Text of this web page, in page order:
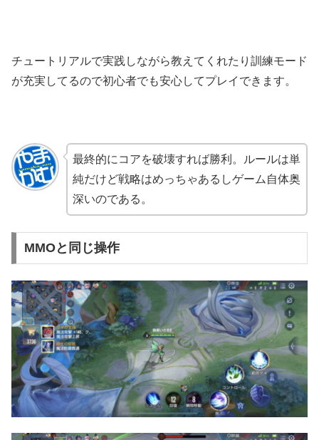
チュートリアルで実践しながら教えてくれたり訓練モード
が充実してるので初心者でも安心してプレイできます。
最終的にコアを破壊すれば勝利。ルールは単
純だけど戦略はめっちゃあるしゲーム自体奥
深いのである。
MMOと同じ操作